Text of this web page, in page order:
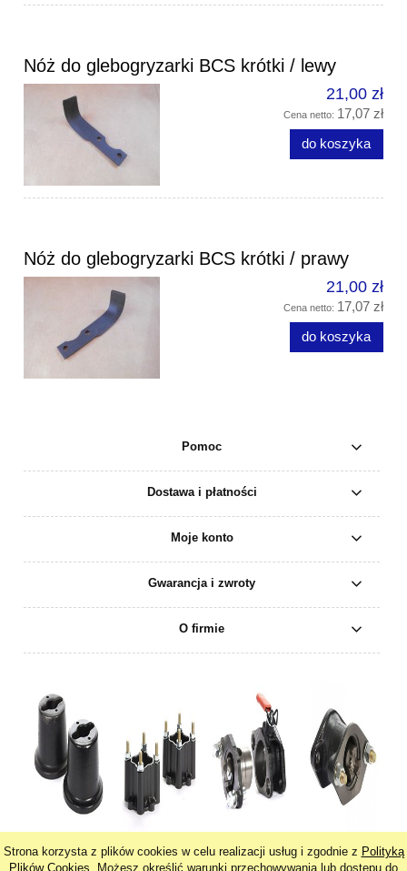
Strona korzysta z plików cookies w celu realizacji usług i zgodnie z Polityką
Plików Cookies . Możesz określić warunki przechowywania lub dostępu do
Nóż do glebogryzarki BCS krótki / lewy
21,00 zł
Cena netto: 17,07 zł
do koszyka
Nóż do glebogryzarki BCS krótki / prawy
21,00 zł
Cena netto: 17,07 zł
do koszyka
Pomoc
Dostawa i płatności
Moje konto
Gwarancja i zwroty
O firmie
pokaż pełną wersję strony